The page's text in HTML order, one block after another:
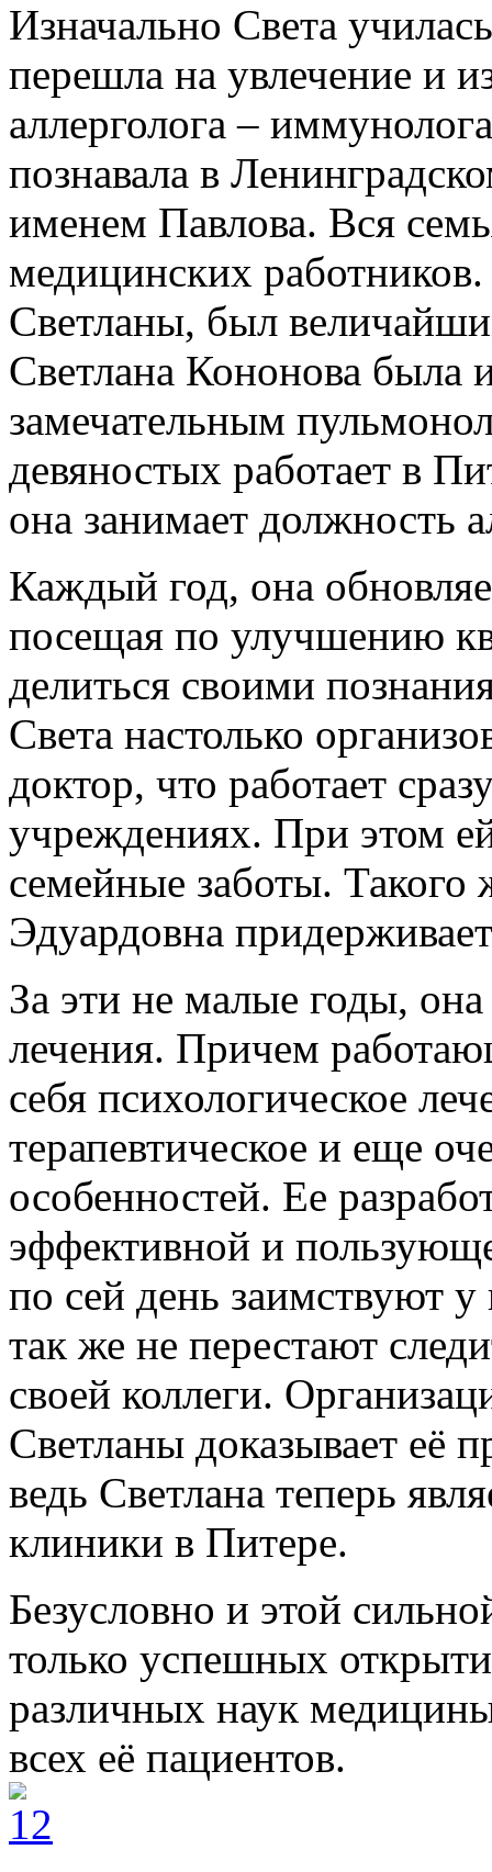
Изначально Света
перешла на увлечение и
аллерголога –
познавала в
именем Павлова. Вся
медицинских
Светланы, был
Светлана Кононова была
замечательным
девяностых работает в
она занимает должность
Каждый год, она
посещая по улучшению
делиться своими
Света настолько
доктор, что работает
учреждениях. При этом
семейные заботы. Такого
Эдуардовна
За эти не малые годы,
лечения. Причем
себя психологическое
терапевтическое и еще
особенностей. Ее
эффективной и
по сей день заимствуют
так же не перестают
своей коллеги.
Светланы доказывает её
ведь Светлана теперь
клиники в Питере.
Безусловно и этой
только успешных
различных наук
всех её пациентов.